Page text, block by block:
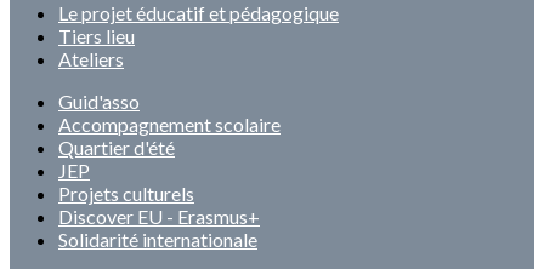
Le projet éducatif et pédagogique
Tiers lieu
Ateliers
Guid'asso
Accompagnement scolaire
Quartier d'été
JEP
Projets culturels
Discover EU - Erasmus+
Solidarité internationale